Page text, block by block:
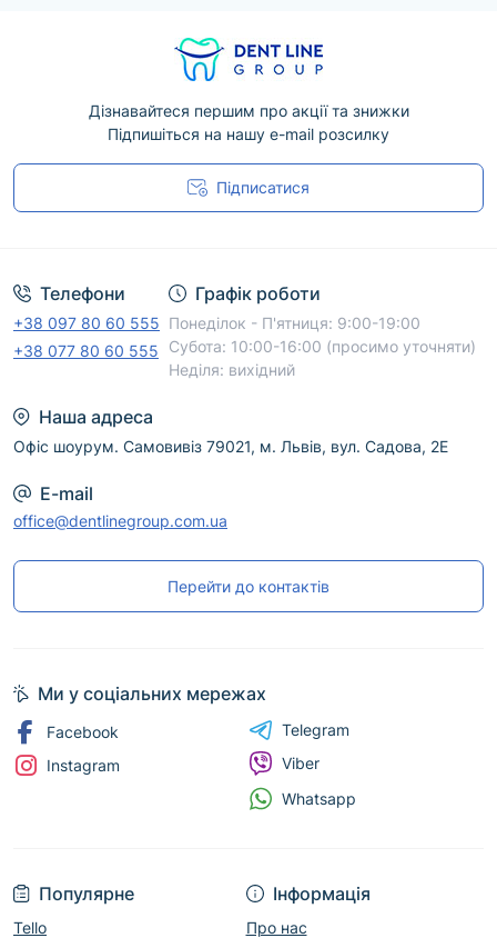
обладнанням або матеріалами, а також офіційні
рекомендації виробника. Дані про конкретну
модель, форму випуску й комплектацію наведені
у відповідній картці товару.
Менеджери DentLine Group допоможуть
уточнити наявність, підібрати відповідний
дотримуйтеся інструкції виробника.
Дізнавайтеся першим про акції та знижки
Підпишіться на нашу e-mail розсилку
Підписатися
Телефони
+38 097 80 60 555
+38 077 80 60 555
Графік роботи
Понеділок - П'ятниця: 9:00-19:00
Субота: 10:00-16:00 (просимо уточняти)
Неділя: вихідний
Наша адреса
Офіс шоурум. Самовивіз 79021, м. Львів, вул. Садова, 2Е
E-mail
office@dentlinegroup.com.ua
Перейти до контактів
Популярне
Tello
Інформація
Про нас
Ми у соціальних мережах
Facebook
Instagram
Telegram
Viber
Whatsapp